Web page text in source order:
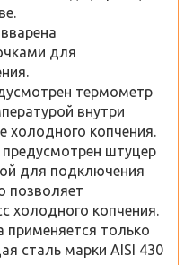
для
термометр
внутри
холодного копчения.
предусмотрен штуцер
для подключения
позволяет
холодного копчения.
применяется только
сталь марки AISI 430